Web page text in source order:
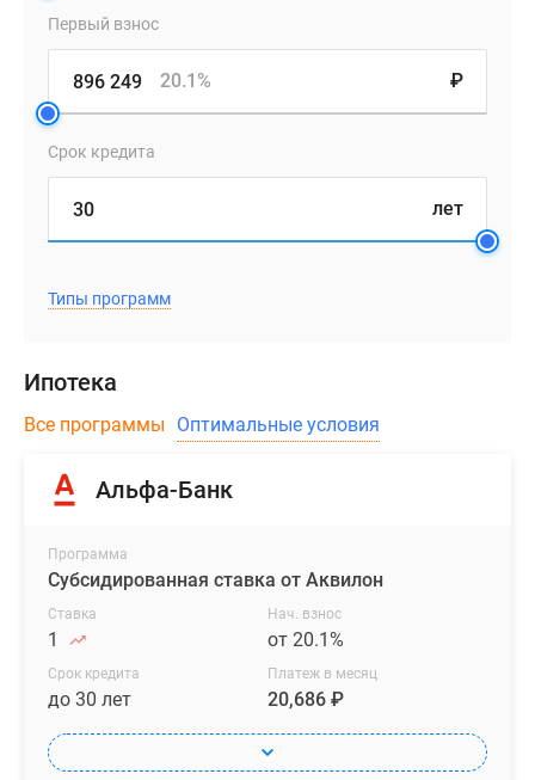
Первый взнос
₽
20.1%
Срок кредита
лет
Типы программ
Ипотека
Все программы Оптимальные условия
Альфа-Банк
Программа
Субсидированная ставка от Аквилон
Ставка
1
Нач. взнос
от 20.1%
Срок кредита
до 30 лет
Платеж в месяц
20,686 ₽